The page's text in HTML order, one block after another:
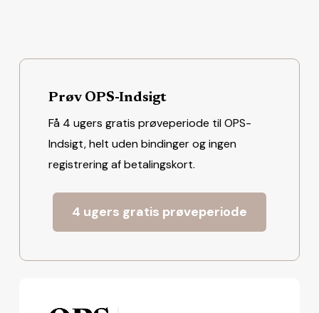
Prøv OPS-Indsigt
Få 4 ugers gratis prøveperiode til OPS-
Indsigt, helt uden bindinger og ingen
registrering af betalingskort.
4 ugers gratis prøveperiode